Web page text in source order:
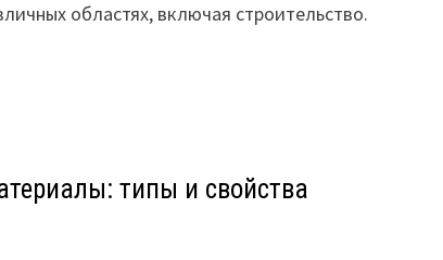
областях, включая строительство.
типы и свойства